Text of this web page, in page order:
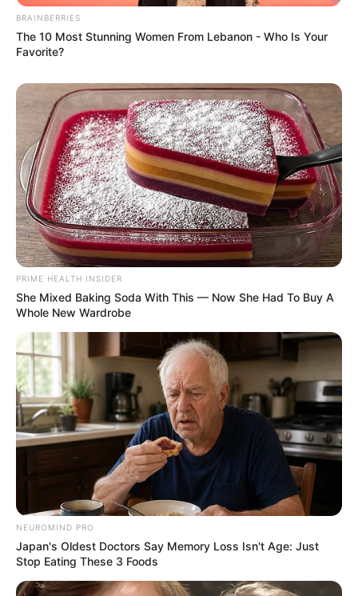
(foto: youtube/athallanaufal)
5. Tangga menuju lantai dua didesain dengan aksen
serba putih dengan railing logam hitam berpadu
dengan pegangan kayu
(foto: youtube/athallanaufal)
6. Ruang tidur tampak nyaman dengan lampu yang
bisa berubah-ubah warna, tidur jadi lebih nyaman
nih
BRAINBERRIES
The 10 Most Stunning Women From Lebanon - Who Is Your
Favorite?
PRIME HEALTH INSIDER
She Mixed Baking Soda With This — Now She Had To Buy A
Whole New Wardrobe
NEUROMIND PRO
Japan's Oldest Doctors Say Memory Loss Isn't Age: Just
Stop Eating These 3 Foods